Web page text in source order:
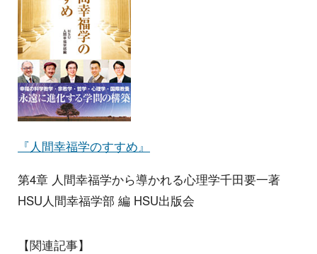
『人間幸福学のすすめ』
第4章 人間幸福学から導かれる心理学千田要一著
HSU人間幸福学部 編 HSU出版会
【関連記事】